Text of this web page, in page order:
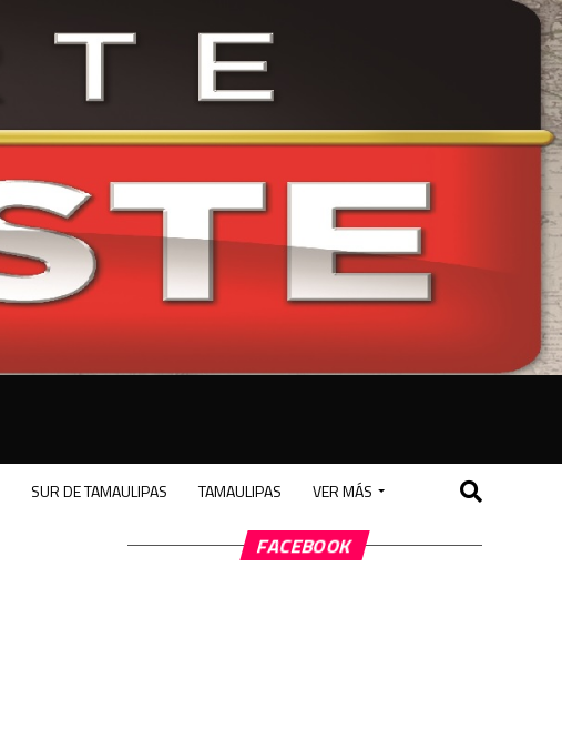
SUR DE TAMAULIPAS TAMAULIPAS VER MÁS
FACEBOOK